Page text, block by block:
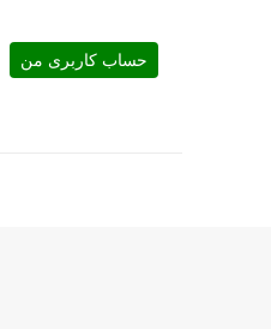
حساب کاربری من